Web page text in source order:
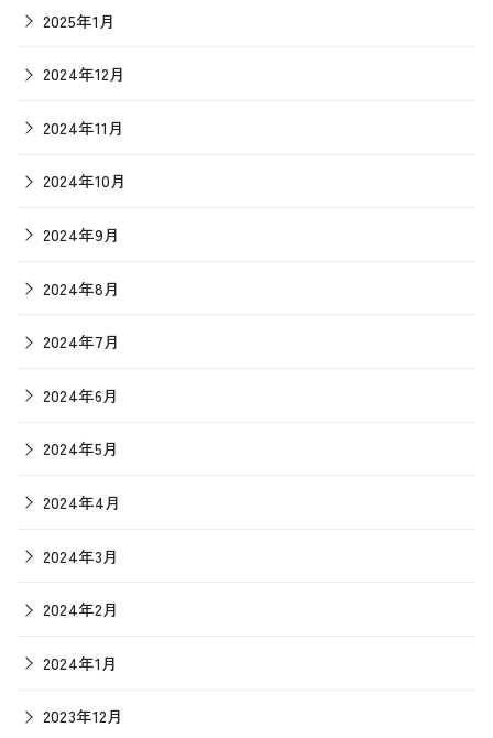
2025年1月
2024年12月
2024年11月
2024年10月
2024年9月
2024年8月
2024年7月
2024年6月
2024年5月
2024年4月
2024年3月
2024年2月
2024年1月
2023年12月